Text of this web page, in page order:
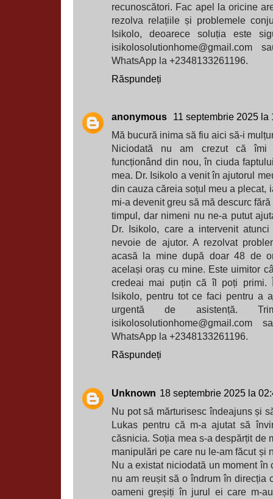
recunoscători. Fac apel la oricine
rezolva relațiile și problemele
Isikolo, deoarece soluția este
WhatsApp la +2348133261196.
Răspundeți
anonymous
11 septembrie 2025 la
Mă bucură inima să fiu aici să-i
Niciodată nu am crezut că îmi
funcționând din nou, în ciuda
mea. Dr. Isikolo a venit în ajutorul
din cauza căreia soțul meu a plecat,
mi-a devenit greu să mă descurc
timpul, dar nimeni nu ne-a putut
Dr. Isikolo, care a intervenit
nevoie de ajutor. A rezolvat
acasă la mine după doar 48 de
același oraș cu mine. Este uimitor
credeai mai puțin că îl poți primi.
Isikolo, pentru tot ce faci pentru a
urgentă de asistență.
WhatsApp la +2348133261196.
Răspundeți
Unknown 18 septembrie 2025 la
Nu pot să mărturisesc îndeajuns și
Lukas pentru că m-a ajutat să
căsnicia. Soția mea s-a despărțit de
manipulări pe care nu le-am făcut și
Nu a existat niciodată un moment în
nu am reușit să o îndrum în direcția
oameni greșiți în jurul ei care m-